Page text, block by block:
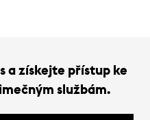
a získejte přístup ke
službám.